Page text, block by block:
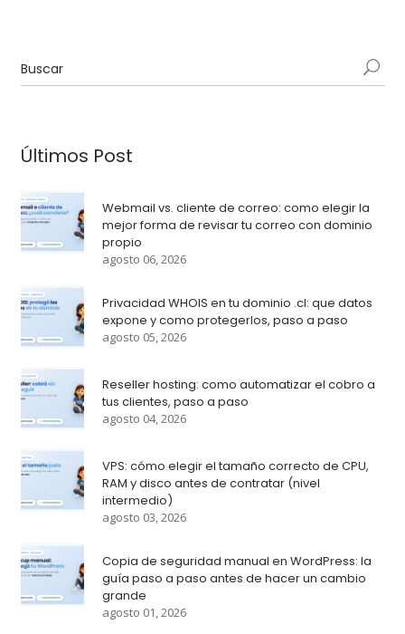
Últimos Post
Webmail vs. cliente de correo: como elegir la
mejor forma de revisar tu correo con dominio
propio
agosto 06, 2026
Privacidad WHOIS en tu dominio .cl: que datos
expone y como protegerlos, paso a paso
agosto 05, 2026
Reseller hosting: como automatizar el cobro a
tus clientes, paso a paso
agosto 04, 2026
VPS: cómo elegir el tamaño correcto de CPU,
RAM y disco antes de contratar (nivel
intermedio)
agosto 03, 2026
Copia de seguridad manual en WordPress: la
guía paso a paso antes de hacer un cambio
grande
agosto 01, 2026